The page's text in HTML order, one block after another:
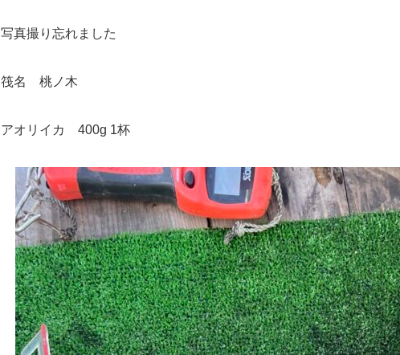
写真撮り忘れました
筏名 桃ノ木
アオリイカ 400g 1杯